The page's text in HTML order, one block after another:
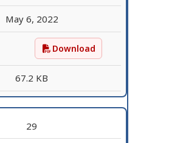
May 6, 2022
आहारतज्ञ या पदावर कार्यरत
Download
67.2 KB
29